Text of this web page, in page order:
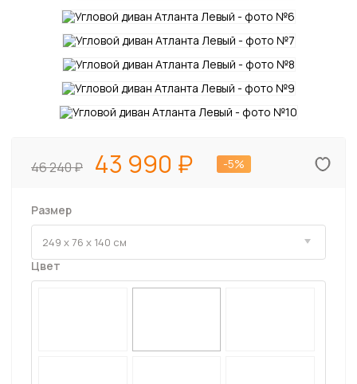
46 240 43 990 -5%
Размер
Цвет